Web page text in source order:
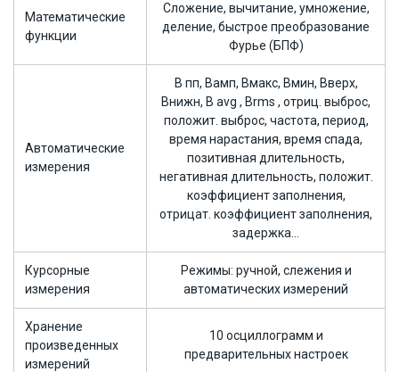
Математические
функции
Сложение, вычитание, умножение,
деление, быстрое преобразование
Фурье (БПФ)
Автоматические
измерения
B пп, Вамп, Вмакс, Вмин, Вверх,
Внижн, В avg , Brms , отриц. выброс,
положит. выброс, частота, период,
время нарастания, время спада,
позитивная длительность,
негативная длительность, положит.
коэффициент заполнения,
отрицат. коэффициент заполнения,
задержка…
Курсорные
измерения
Режимы: ручной, слежения и
автоматических измерений
Хранение
произведенных
измерений
10 осциллограмм и
предварительных настроек